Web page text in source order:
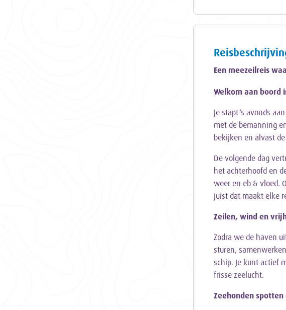
Een meezeilreis
Welkom aan boord
Je stapt ’s avonds
met de bemanning
bekijken en alvast
De volgende dag
het achterhoofd en
weer en eb & vloed.
juist dat maakt elke
Zeilen, wind en
Zodra we de haven
sturen,
schip. Je kunt actief
frisse zeelucht.
Zeehonden spotten